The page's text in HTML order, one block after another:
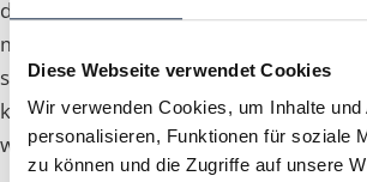
Diese Webseite verwendet Cookies
Wir verwenden Cookies, um Inhalte und
personalisieren, Funktionen für soziale
zu können und die Zugriffe auf unsere
dass die diese Zahl in den Folgejahren
mehr reduzieren wird. Es wird daher
sein sich um eine zusätzliche
kümmern, wenn der Lebensstandard
werden soll.